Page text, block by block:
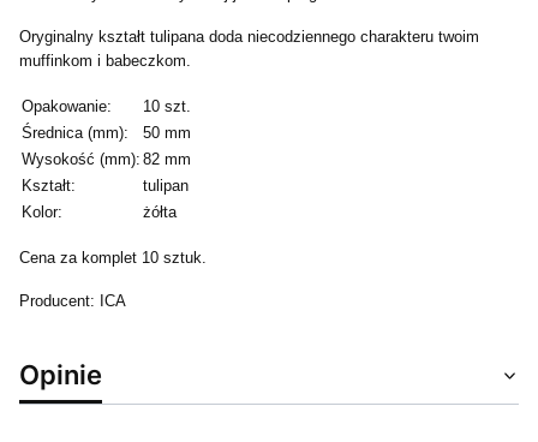
Oryginalny kształt tulipana doda niecodziennego charakteru twoim
muffinkom i babeczkom.
Opakowanie:
10 szt.
Średnica (mm):
50 mm
Wysokość (mm): 82 mm
Kształt:
tulipan
Kolor:
żółta
Cena za komplet 10 sztuk.
Producent: ICA
Opinie